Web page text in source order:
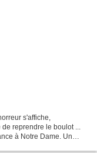
s'affiche,
reprendre le boulot ...
à Notre Dame. Un